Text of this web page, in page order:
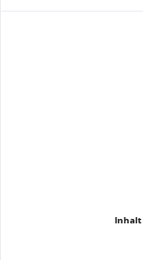
Inhalt